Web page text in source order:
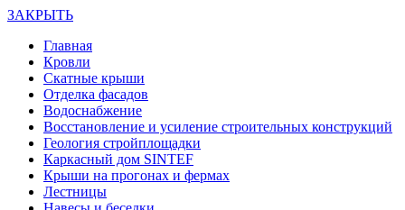
ЗАКРЫТЬ
Главная
Кровли
Скатные крыши
Отделка фасадов
Водоснабжение
Восстановление и усиление строительных конструкций
Геология стройплощадки
Каркасный дом SINTEF
Крыши на прогонах и фермах
Лестницы